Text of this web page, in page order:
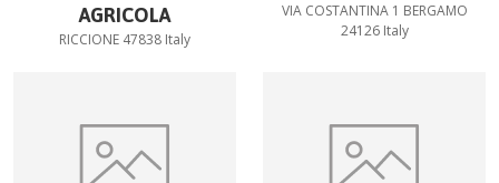
AGRICOLA
RICCIONE 47838 Italy
VIA COSTANTINA 1 BERGAMO
24126 Italy